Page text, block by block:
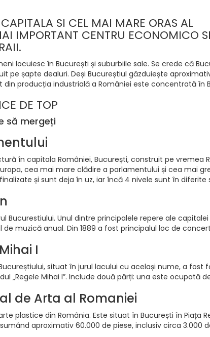
SI CEL MAI MARE ORAS AL
IMPORTANT CENTRU ECONOMICO SI
locuiesc în București și suburbiile sale. Se crede că
pe șapte dealuri. Deși Bucureștiul găzduiește
din producția industrială a României este concentrată
DE TOP
să mergeți
în capitala României, București, construit pe vremea
cea mai mare clădire a parlamentului și cea mai
și sunt deja în uz, iar încă 4 nivele sunt în diferite
Bucurestiului. Unul dintre principalele repere ale
muzică anual. Din 1889 a fost principalul loc de
I
situat în jurul lacului cu același nume, a fost
„Regele Mihai I”. Include două părți: una este ocupată
de Arta al Romaniei
plastice din România. Este situat în București în Piața
aproximativ 60.000 de piese, inclusiv circa 3.000